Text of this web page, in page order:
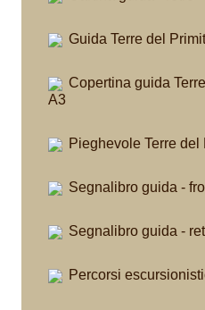
Guida Terre del
Copertina guida
A3
Pieghevole Terre del
Segnalibro guida -
Segnalibro guida -
Percorsi